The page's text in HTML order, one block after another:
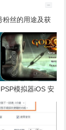
粉丝的用途及获
的详细方法
PSP模拟器iOS 安
JB秒变掌上型游